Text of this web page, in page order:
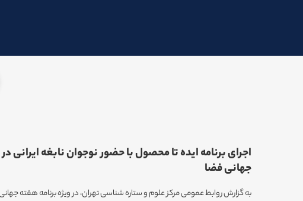
اجرای برنامه ایده تا محصول با حضور نوجوان نابغه ایرانی
جهانی فضا